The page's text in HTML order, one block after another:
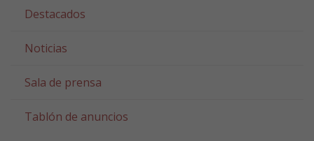
Destacados
Noticias
Sala de prensa
Tablón de anuncios